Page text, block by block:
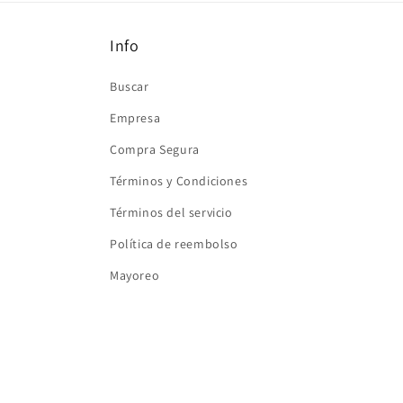
Info
Buscar
Empresa
Compra Segura
Términos y Condiciones
Términos del servicio
Política de reembolso
Mayoreo